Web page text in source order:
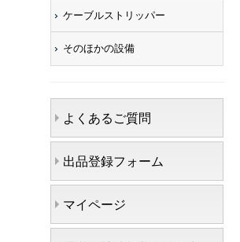
ケーブルストリッパー
そのほかの設備
よくあるご質問
出品登録フォーム
マイページ